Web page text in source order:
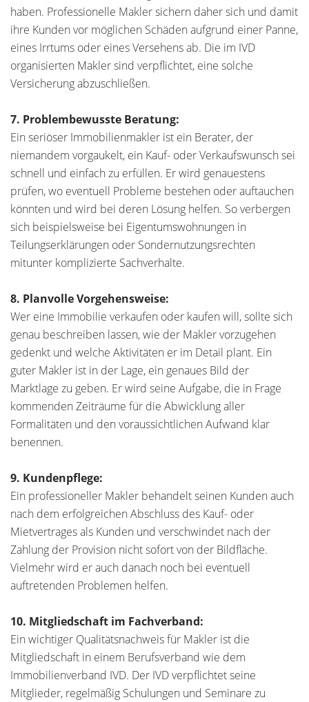
haben. Professionelle Makler sichern daher sich und damit
ihre Kunden vor möglichen Schäden aufgrund einer Panne,
eines Irrtums oder eines Versehens ab. Die im IVD
organisierten Makler sind verpflichtet, eine solche
Versicherung abzuschließen.
7. Problembewusste Beratung:
Ein seriöser Immobilienmakler ist ein Berater, der
niemandem vorgaukelt, ein Kauf- oder Verkaufswunsch sei
schnell und einfach zu erfüllen. Er wird genauestens
prüfen, wo eventuell Probleme bestehen oder auftauchen
könnten und wird bei deren Lösung helfen. So verbergen
sich beispielsweise bei Eigentumswohnungen in
Teilungserklärungen oder Sondernutzungsrechten
mitunter komplizierte Sachverhalte.
8. Planvolle Vorgehensweise:
Wer eine Immobilie verkaufen oder kaufen will, sollte sich
genau beschreiben lassen, wie der Makler vorzugehen
gedenkt und welche Aktivitäten er im Detail plant. Ein
guter Makler ist in der Lage, ein genaues Bild der
Marktlage zu geben. Er wird seine Aufgabe, die in Frage
kommenden Zeiträume für die Abwicklung aller
Formalitäten und den voraussichtlichen Aufwand klar
benennen.
9. Kundenpflege:
Ein professioneller Makler behandelt seinen Kunden auch
nach dem erfolgreichen Abschluss des Kauf- oder
Mietvertrages als Kunden und verschwindet nach der
Zahlung der Provision nicht sofort von der Bildfläche.
Vielmehr wird er auch danach noch bei eventuell
auftretenden Problemen helfen.
10. Mitgliedschaft im Fachverband:
Ein wichtiger Qualitätsnachweis für Makler ist die
Mitgliedschaft in einem Berufsverband wie dem
Immobilienverband IVD. Der IVD verpflichtet seine
Mitglieder, regelmäßig Schulungen und Seminare zu